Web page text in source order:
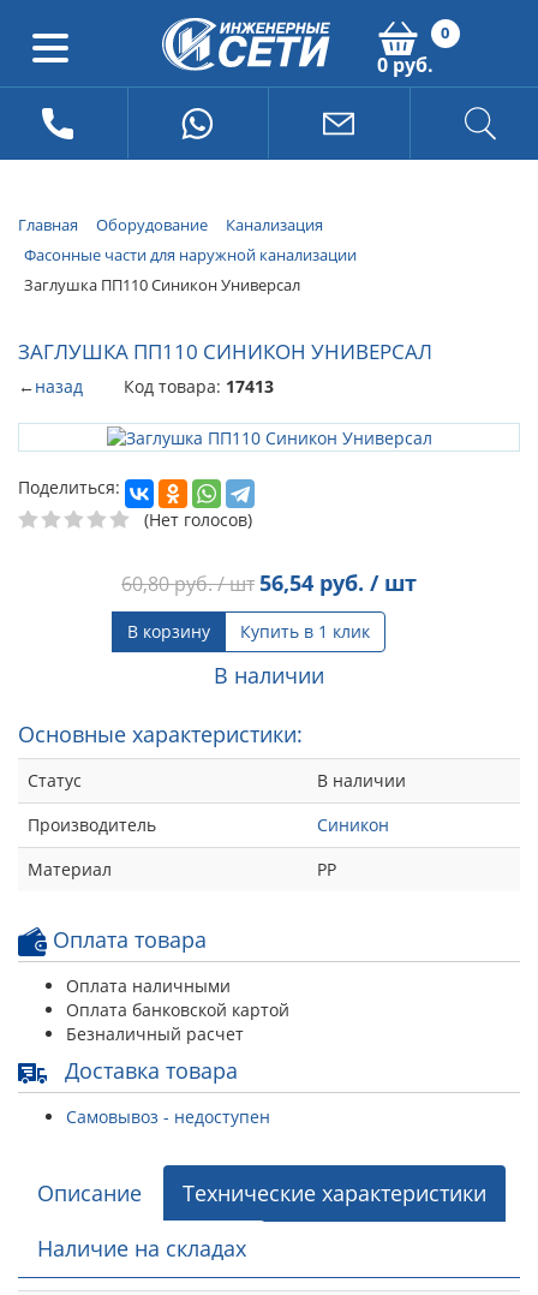
0
0 руб.
Главная Оборудование
Канализация
Фасонные части для наружной канализации
Заглушка ПП110 Синикон Универсал
ЗАГЛУШКА ПП110 СИНИКОН УНИВЕРСАЛ
←назад Код товара: 17413
Поделиться:
(Нет голосов)
60,80руб. / шт56,54 руб. / шт
В корзину Купить в 1 клик
В наличии
Основные характеристики:
Статус
В наличии
Производитель
Синикон
Материал
РР
Оплата товара
Оплата наличными
Оплата банковской картой
Безналичный расчет
Доставка товара
Самовывоз - недоступен
Описание
Технические характеристики
Наличие на складах